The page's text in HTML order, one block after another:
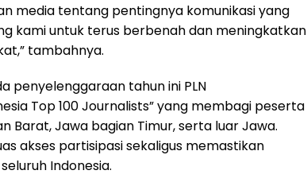
media tentang pentingnya komunikasi yang
kami untuk terus berbenah dan meningkatkan
tambahnya.
penyelenggaraan tahun ini PLN
Top 100 Journalists” yang membagi peserta
Barat, Jawa bagian Timur, serta luar Jawa.
akses partisipasi sekaligus memastikan
Indonesia.